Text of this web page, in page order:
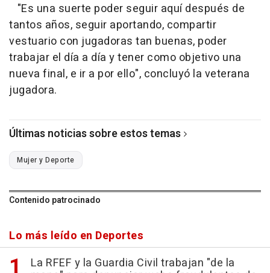
"Es una suerte poder seguir aquí después de
tantos años, seguir aportando, compartir
vestuario con jugadoras tan buenas, poder
trabajar el día a día y tener como objetivo una
nueva final, e ir a por ello", concluyó la veterana
jugadora.
Últimas noticias sobre estos temas
Mujer y Deporte
Contenido patrocinado
Lo más leído en Deportes
La RFEF y la Guardia Civil trabajan "de la